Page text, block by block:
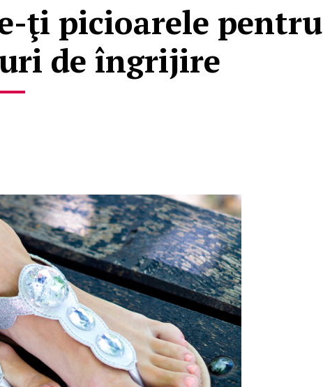
ţi picioarele pentru
de îngrijire